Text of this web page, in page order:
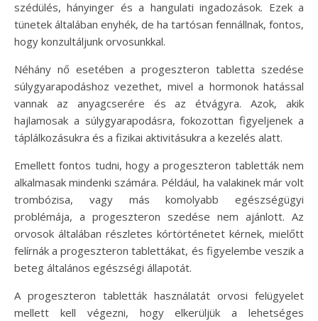
szédülés, hányinger és a hangulati ingadozások. Ezek a
tünetek általában enyhék, de ha tartósan fennállnak, fontos,
hogy konzultáljunk orvosunkkal.
Néhány nő esetében a progeszteron tabletta szedése
súlygyarapodáshoz vezethet, mivel a hormonok hatással
vannak az anyagcserére és az étvágyra. Azok, akik
hajlamosak a súlygyarapodásra, fokozottan figyeljenek a
táplálkozásukra és a fizikai aktivitásukra a kezelés alatt.
Emellett fontos tudni, hogy a progeszteron tabletták nem
alkalmasak mindenki számára. Például, ha valakinek már volt
trombózisa, vagy más komolyabb egészségügyi
problémája, a progeszteron szedése nem ajánlott. Az
orvosok általában részletes kórtörténetet kérnek, mielőtt
felírnák a progeszteron tablettákat, és figyelembe veszik a
beteg általános egészségi állapotát.
A progeszteron tabletták használatát orvosi felügyelet
mellett kell végezni, hogy elkerüljük a lehetséges